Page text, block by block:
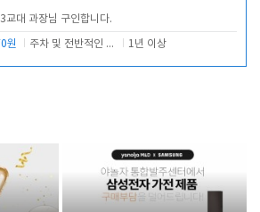
교대 과장님 구인합니다.
원 주차 및 전반적인 당번업무 1년 이상